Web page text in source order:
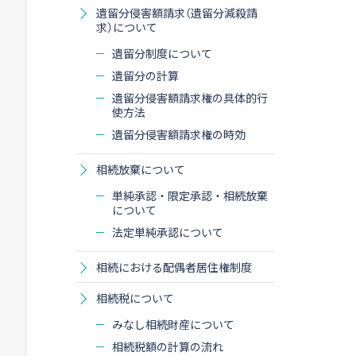
遺留分侵害額請求（遺留分減殺請
求）について
遺留分制度について
遺留分の計算
遺留分侵害額請求権の具体的行
使方法
遺留分侵害額請求権の時効
相続放棄について
単純承認・限定承認・相続放棄
について
法定単純承認について
相続における配偶者居住権制度
相続税について
みなし相続財産について
相続税額の計算の流れ